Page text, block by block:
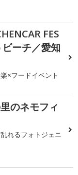
FES
ーチ／愛知
×フードイベント
のネモフィ
れるフォトジェニ